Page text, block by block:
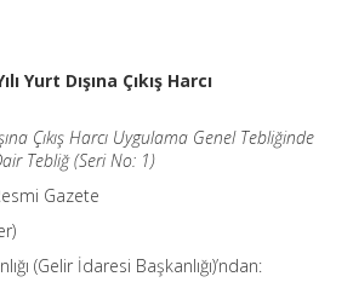
Yurt Dışına Çıkış Harcı
Çıkış Harcı Uygulama Genel Tebliğinde
Tebliğ (Seri No: 1)
Gazete
(Gelir İdaresi Başkanlığı)’ndan: